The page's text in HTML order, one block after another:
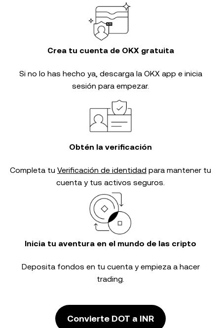
Crea tu cuenta de OKX gratuita
Si no lo has hecho ya, descarga la OKX app e inicia
sesión para empezar.
Obtén la verificación
Completa tu Verificación de identidad para mantener tu
cuenta y tus activos seguros.
Inicia tu aventura en el mundo de las cripto
Deposita fondos en tu cuenta y empieza a hacer
trading.
Convierte DOT a INR